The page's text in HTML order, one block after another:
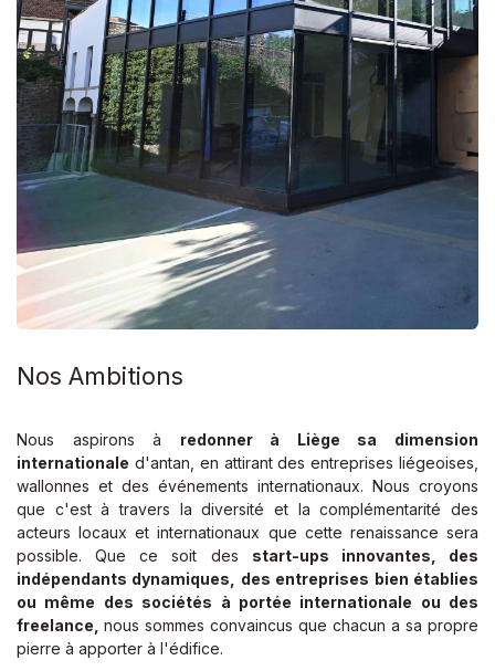
Nos Ambitions
Nous aspirons à redonner à Liège sa dimension
internationale d'antan, en attirant des entreprises liégeoises,
wallonnes et des événements internationaux. Nous croyons
que c'est à travers la diversité et la complémentarité des
acteurs locaux et internationaux que cette renaissance sera
possible. Que ce soit des start-ups innovantes, des
indépendants dynamiques, des entreprises bien établies
ou même des sociétés à portée internationale ou des
freelance, nous sommes convaincus que chacun a sa propre
pierre à apporter à l'édifice.